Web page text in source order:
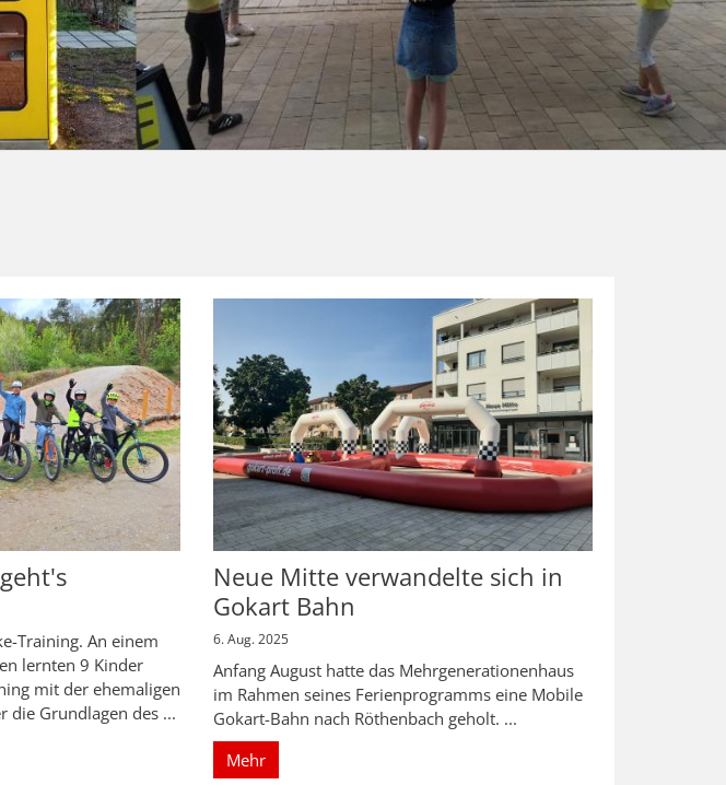
Training. An einem
lernten 9 Kinder
mit der ehemaligen
die Grundlagen des ...
Neue Mitte verwandelte sich in
Gokart Bahn
6. Aug. 2025
Anfang August hatte das Mehrgenerationenhaus
im Rahmen seines Ferienprogramms eine Mobile
Gokart-Bahn nach Röthenbach geholt. ...
Mehr